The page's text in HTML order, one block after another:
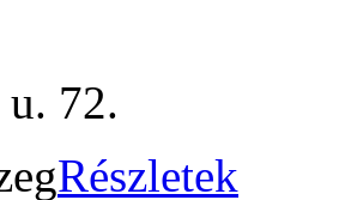
72.
Részletek